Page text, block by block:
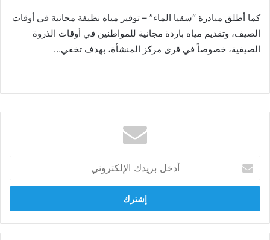
كما أطلق مبادرة “سقيا الماء” – توفير مياه نظيفة مجانية في أوقات
الصيف، وتقديم مياه باردة مجانية للمواطنين في أوقات الذروة
الصيفية، خصوصاً في قرى مركز المنشأة، بهدف تخفي…
بريدك
الإلكتروني